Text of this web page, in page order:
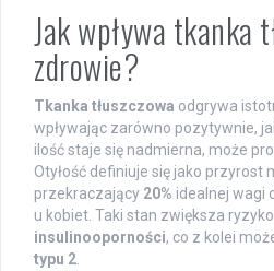
Jak wpływa tkanka
zdrowie?
Tkanka tłuszczowa odgrywa
wpływając zarówno pozytywnie,
ilość staje się nadmierna, może
Otyłość definiuje się jako przyrost
przekraczający 20% idealnej wagi
u kobiet. Taki stan zwiększa
insulinooporności, co z kolei
typu 2